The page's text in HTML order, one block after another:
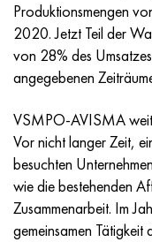
Produktionsmengen
2020. Jetzt Teil der
von 28% des
angegebenen
VSMPO-AVISMA
Vor nicht langer Zeit,
besuchten
wie die bestehenden
Zusammenarbeit. Im
gemeinsamen Tätigkeit
Martensitaushärtung
Renee 41
Martensitaushärtung
Martensitaushärtung
MP35N
50H
50NP
50NHS
52H
52K12F
HN65VMTYU
HN67MVTYU
HN68VKTYU
HN68VMTYUK-VD
HN70VMTYU
2V
SPT-2 Schweißdraht
AT3
3М
TL3
1.4542 - 17-4Ph®.
Custom 455® -
1.4545 - 15-5Ph®
1.4548 - 17-4Ph®.
1.4550 - aisi 347
13H11N2V2МF
15H11MF
15H12VNMF
15H12N2МVFAB
15H16К5N2МVFAB
C65500, CuAl11Fe3
C65620,
C65100, CuSi1,5
Zinn-Blei-Bronze
c92200,
АS14, 11SMnPb30
20G, 20mn5
20HN3А, aisi 4320,
20HМ, 24CrMo5,
25HGM, 20CrMo5,
R12F3, 1.3318, sw12
R18, 1.3355, hs18-0-
Kohlenstoffstahl
U10,1.1645, C105W1
11G12, 110G13L,